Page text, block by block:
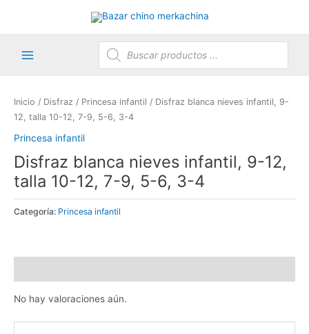
Búsqueda
de
productos
Inicio / Disfraz / Princesa infantil / Disfraz blanca nieves infantil, 9-
12, talla 10-12, 7-9, 5-6, 3-4
Princesa infantil
Disfraz blanca nieves infantil, 9-12,
talla 10-12, 7-9, 5-6, 3-4
Categoría: Princesa infantil
No hay valoraciones aún.